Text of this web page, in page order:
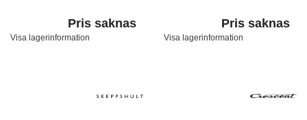
Pris saknas
Visa lagerinformation
Pris saknas
Visa lagerinformation